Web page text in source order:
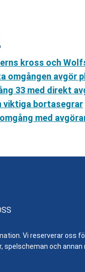
kross och
omgången avgör
33 med direkt
viktiga bortasegrar
med
Vi reserverar oss
spelscheman och